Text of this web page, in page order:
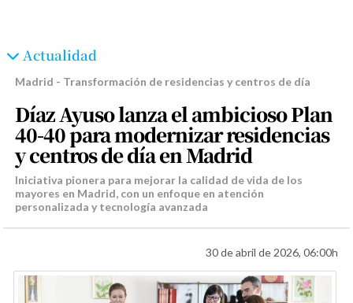
Actualidad
Madrid - Transformación de residencias y centros de día
Díaz Ayuso lanza el ambicioso Plan
40-40 para modernizar residencias
y centros de día en Madrid
Iniciativa pionera para mejorar la calidad de vida de los
mayores en Madrid, con un enfoque en atención
personalizada y tecnología avanzada
30 de abril de 2026, 06:00h